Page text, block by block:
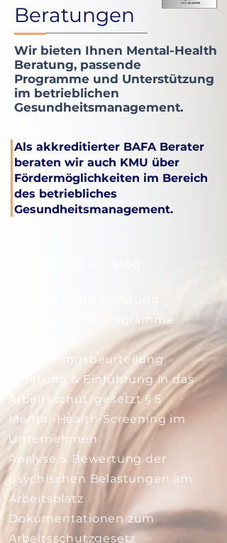
Beratungen
Wir bieten Ihnen Mental-Health
Beratung, passende
Programme und Unterstützung
im betrieblichen
Gesundheitsmanagement.
Als akkreditierter BAFA Berater
beraten wir auch KMU über
Fördermöglichkeiten im Bereich
des betriebliches
Gesundheitsmanagement.
Mental Health Programme
Gefährdungsbeurteilung
Beratung & Einführung in das
Arbeitsschutzgesetzt § 5
​Mental-Health-Screening im
Unternehmen
Analyse & Bewertung der
psychischen Belastungen am
Arbeitsplatz
Dokumentationen zum
Arbeitsschutzgesetz